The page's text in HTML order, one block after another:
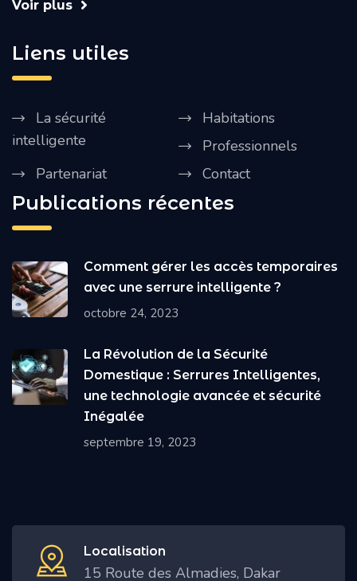
Voir plus
Liens utiles
La sécurité
intelligente
Habitations
Professionnels
Partenariat
Contact
Publications récentes
Comment gérer les accès temporaires
avec une serrure intelligente ?
octobre 24, 2023
La Révolution de la Sécurité
Domestique : Serrures Intelligentes,
une technologie avancée et sécurité
Inégalée
septembre 19, 2023
Localisation
15 Route des Almadies, Dakar